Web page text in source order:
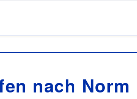
nach Norm